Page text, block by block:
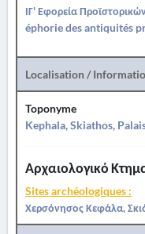
ΙΓ' Εφορεία
éphorie des antiquités
Localisation /
Toponyme
Kephala, Skiathos,
Αρχαιολογικό
Sites archéologiques :
Χερσόνησος Κεφάλα,